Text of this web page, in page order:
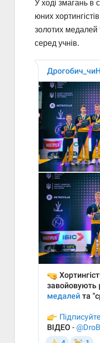
У ході змагань в
юних
золотих медалей
серед учнів.